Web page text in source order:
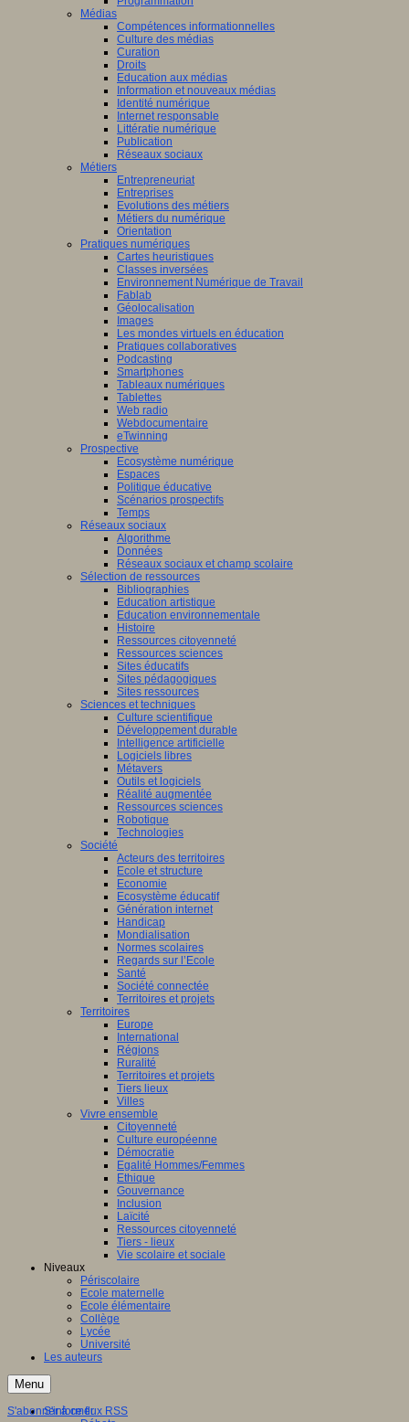
Médias
Compétences informationnelles
Culture des médias
Curation
Droits
Education aux médias
Information et nouveaux médias
Identité numérique
Internet responsable
Littératie numérique
Publication
Réseaux sociaux
Métiers
Entrepreneuriat
Entreprises
Evolutions des métiers
Métiers du numérique
Orientation
Pratiques numériques
Cartes heuristiques
Classes inversées
Environnement Numérique de Travail
Fablab
Géolocalisation
Images
Les mondes virtuels en éducation
Pratiques collaboratives
Podcasting
Smartphones
Tableaux numériques
Tablettes
Web radio
Webdocumentaire
eTwinning
Prospective
Ecosystème numérique
Espaces
Politique éducative
Scénarios prospectifs
Temps
Réseaux sociaux
Algorithme
Données
Réseaux sociaux et champ scolaire
Sélection de ressources
Bibliographies
Education artistique
Education environnementale
Histoire
Ressources citoyenneté
Ressources sciences
Sites éducatifs
Sites pédagogiques
Sites ressources
Sciences et techniques
Culture scientifique
Développement durable
Intelligence artificielle
Logiciels libres
Métavers
Outils et logiciels
Réalité augmentée
Ressources sciences
Robotique
Technologies
Société
Acteurs des territoires
Ecole et structure
Economie
Ecosystème éducatif
Génération internet
Handicap
Mondialisation
Normes scolaires
Regards sur l’Ecole
Santé
Société connectée
Territoires et projets
Territoires
Europe
International
Régions
Ruralité
Territoires et projets
Tiers lieux
Villes
Vivre ensemble
Citoyenneté
Culture européenne
Démocratie
Egalité Hommes/Femmes
Ethique
Gouvernance
Inclusion
Laïcité
Ressources citoyenneté
Tiers - lieux
Vie scolaire et sociale
Niveaux
Périscolaire
Ecole maternelle
Ecole élémentaire
Collège
Lycée
Université
Les auteurs
Menu
S'informer
S'abonner à ce flux RSS